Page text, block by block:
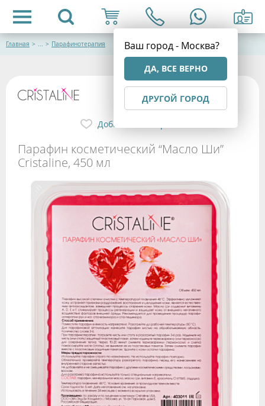
Ваш город - Москва?
ДА, ВСЕ ВЕРНО
ДРУГОЙ ГОРОД
Главная > ... > Парафинотерапия
Парафин косметический “Масло Ши”
Cristaline, 450 мл
Добавить в избранное